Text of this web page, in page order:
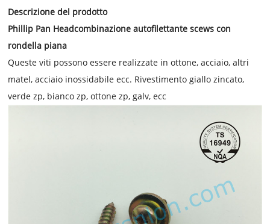
Descrizione del prodotto
Phillip Pan Headcombinazione autofilettante scews con
rondella piana
Queste viti possono essere realizzate in ottone, acciaio, altri
matel, acciaio inossidabile ecc. Rivestimento giallo zincato,
verde zp, bianco zp, ottone zp, galv, ecc